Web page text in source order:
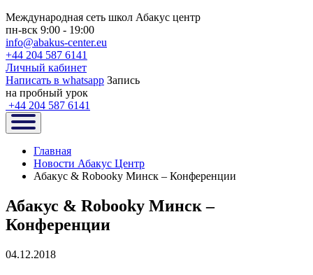
Международная сеть школ Абакус центр
пн-вск 9:00 - 19:00
info@abakus-center.eu
+44 204 587 6141
Личный кабинет
Написать в whatsapp Запись
на пробный урок
+44 204 587 6141
Главная
Новости Абакус Центр
Абакус & Robooky Минск – Конференции
Абакус & Robooky Минск –
Конференции
04.12.2018